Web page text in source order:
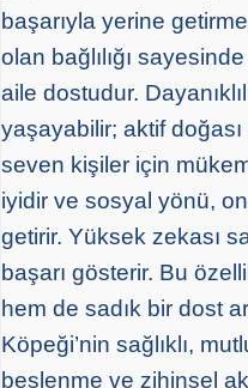
başarıyla yerine
olan bağlılığı
aile dostudur.
yaşayabilir; aktif
seven kişiler için
iyidir ve sosyal yönü,
getirir. Yüksek zekası
başarı gösterir. Bu
hem de sadık bir dost
Köpeği’nin sağlıklı,
beslenme ve zihinsel